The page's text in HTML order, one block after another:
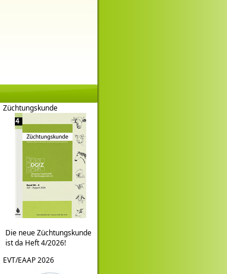
Züchtungskunde
Die neue Züchtungskunde
ist da Heft 4/2026!
EVT/EAAP 2026